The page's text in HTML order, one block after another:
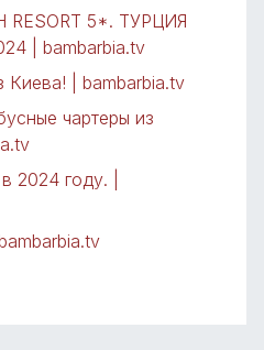
RESORT 5*. ТУРЦИЯ
| bambarbia.tv
| bambarbia.tv
чартеры из
2024 году. |